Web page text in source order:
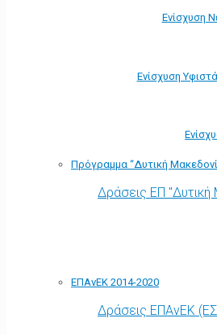
Ενίσχυση
Ενίσχυση
Πρόγραμμα “Δυτική
Δράσεις ΕΠ
ΕΠΑνΕΚ 2014-2020
Δράσεις ΕΠΑνΕΚ